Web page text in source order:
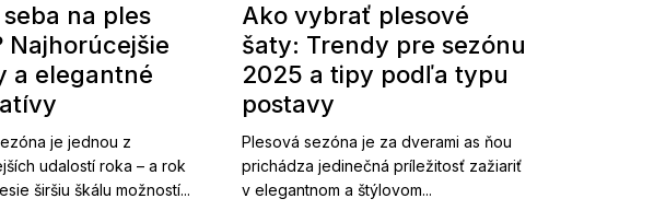
na ples
Najhorúcejšie
a elegantné
je jednou z
udalostí roka – a rok
širšiu škálu možností...
Ako vybrať plesové
šaty: Trendy pre sezónu
2025 a tipy podľa typu
postavy
Plesová sezóna je za dverami as ňou
prichádza jedinečná príležitosť zažiariť
v elegantnom a štýlovom...